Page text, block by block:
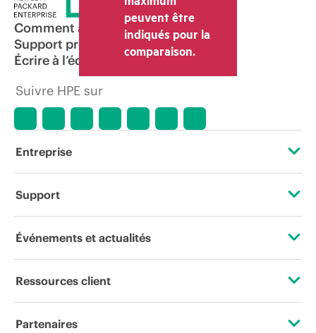
peuvent être
indiqués pour la
comparaison.
Comment acheter
Support produit
Écrire à l’équipe commerciale
Suivre HPE sur
Entreprise
À propos de HPE
Responsabilité d’entreprise
HPE Labs
Support
Services d’assistance opérationnelle (OSS)
Événements et actualités
Événements
Ressources client
Nous contacter
Partenaires